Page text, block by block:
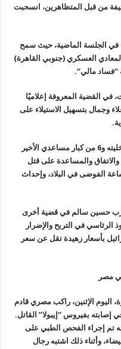
من قبل المتظاهرين، انسحبت
في الجلسة الماضية، حيث سمح
العسكري (جنوبي القاهرة)
“فساد مالي“.
القضية المعروفة إعلاميًا
وجمال بتسهيل الاستيلاء على
.
ويحاكم مبارك ونجلاه علاء وجمال، ووزير داخليته و6 من كبار مساعدي الأخير
والمساعدة على قتل
السلميين إبان ثورة 2011، وإشاعة الفوضى في البلاد، وإحداث
حسين سالم في قضية أخرى
الرئاسي في التربح والإضرار
بأسعار زهيدة تقل عن سعر
مصر
الإثنين، راكب مصري قادم
بفيروس “إيبولا” القاتل.
تم إجراء الفحص الطبي على
وأثناء ذلك اشتبه رجال